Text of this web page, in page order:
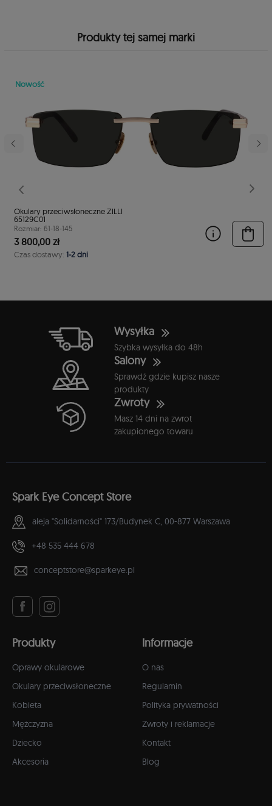
Produkty tej samej marki
Poprzedni
Nowość
Okulary przeciwsłoneczne ZILLI
65129C01
Rozmiar: 61-18-145
3 800,00 zł
Czas dostawy: 1-2 dni
Wysyłka
Szybka wysyłka do 48h
Salony
Sprawdź gdzie kupisz nasze
produkty
Zwroty
Masz 14 dni na zwrot
zakupionego towaru
Spark Eye Concept Store
aleja "Solidarności" 173/Budynek C, 00-877 Warszawa
+48 535 444 678
conceptstore@sparkeye.pl
Produkty
Oprawy okularowe
Okulary przeciwsłoneczne
Kobieta
Mężczyzna
Dziecko
Akcesoria
Informacje
O nas
Regulamin
Polityka prywatności
Zwroty i reklamacje
Kontakt
Blog